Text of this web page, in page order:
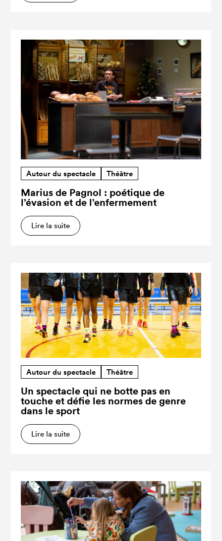
Autour du spectacle Théâtre
Marius de Pagnol : poétique de
l’évasion et de l’enfermement
Lire la suite
Autour du spectacle Théâtre
Un spectacle qui ne botte pas en
touche et défie les normes de genre
dans le sport
Lire la suite